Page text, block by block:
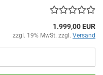
1.999,00 EUR
zzgl. 19% MwSt. zzgl. Versand